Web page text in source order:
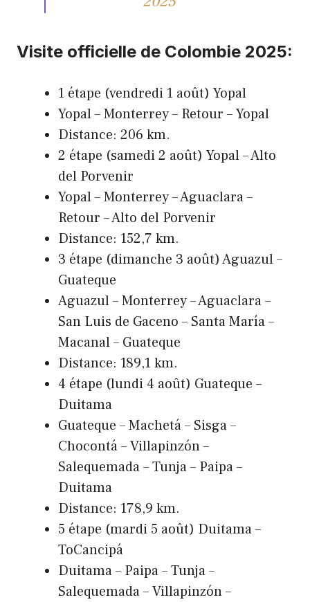
Visite officielle de Colombie 2025:
1 étape (vendredi 1 août) Yopal
Yopal – Monterrey – Retour – Yopal
Distance: 206 km.
2 étape (samedi 2 août) Yopal – Alto
del Porvenir
Yopal – Monterrey – Aguaclara –
Retour – Alto del Porvenir
Distance: 152,7 km.
3 étape (dimanche 3 août) Aguazul –
Guateque
Aguazul – Monterrey – Aguaclara –
San Luis de Gaceno – Santa María –
Macanal – Guateque
Distance: 189,1 km.
4 étape (lundi 4 août) Guateque –
Duitama
Guateque – Machetá – Sisga –
Chocontá – Villapinzón –
Salequemada – Tunja – Paipa –
Duitama
Distance: 178,9 km.
5 étape (mardi 5 août) Duitama –
ToCancipá
Duitama – Paipa – Tunja –
Salequemada – Villapinzón –